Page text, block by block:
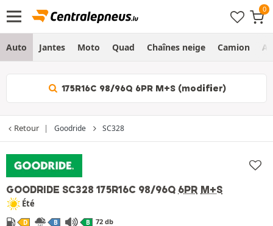
Auto Jantes Moto Quad Chaînes neige Camion
175R16C 98/96Q 6PR M+S (modifier)
Retour Goodride SC328
GOODRIDE SC328 175R16C 98/96Q 6PR M+S
Été
D B B 72 db